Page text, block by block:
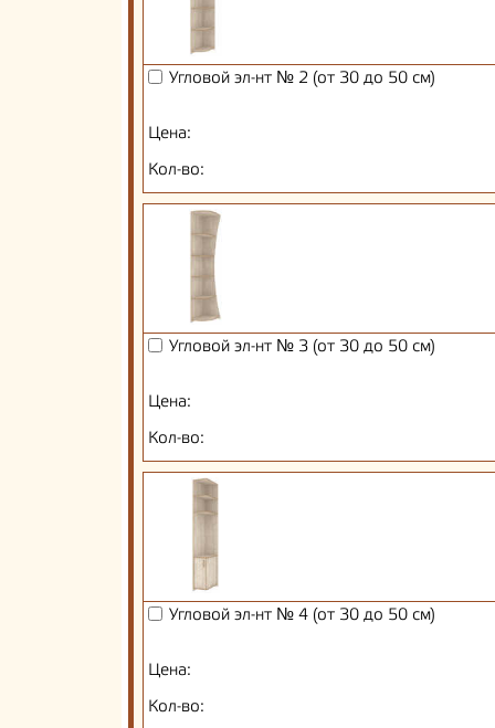
Угловой эл-нт № 2 (от 30 до 50 см)
Цена:
Кол-во:
Угловой эл-нт № 3 (от 30 до 50 см)
Цена:
Кол-во:
Угловой эл-нт № 4 (от 30 до 50 см)
Цена:
Кол-во: